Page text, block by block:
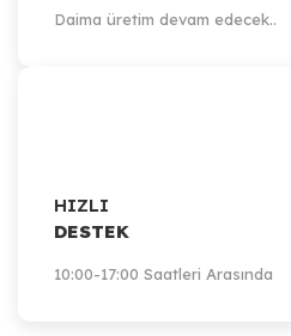
Daima üretim devam edecek..
HIZLI
DESTEK
10:00-17:00 Saatleri Arasında